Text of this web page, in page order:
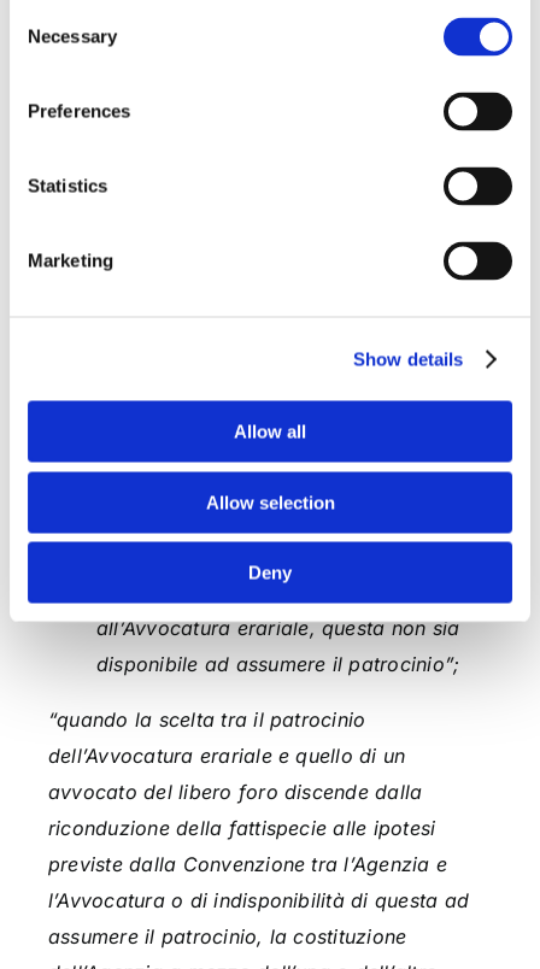
Selection
Necessary
Preferences
Statistics
Marketing
Show details
Allow all
Allow selection
Deny
sensi del 30 ottobre 1933, n. 1933, art.
43, comma 4, di apposita motivata Delib.
sottoporre all’organo di vigilanza),
di massima o aventi notevoli riflessi
bisogno di formalità, nè della Delib.
all’Avvocatura erariale, questa non sia
disponibile ad assumere il patrocinio”;
“quando la scelta tra il patrocinio
dell’Avvocatura erariale e quello di un
avvocato del libero foro discende dalla
riconduzione della fattispecie alle ipotesi
previste dalla Convenzione tra l’Agenzia e
l’Avvocatura o di indisponibilità di questa ad
assumere il patrocinio, la costituzione